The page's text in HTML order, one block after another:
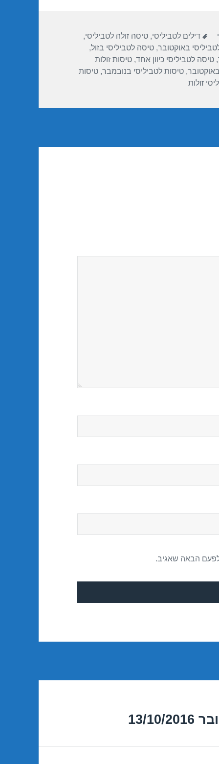
תגיות
דילים לטביליסי,טיסה זולה לטביליסי,
באוקטובר,טיסה לטביליסי בזול,
,טיסה לטביליסי כיוון אחד,טיסות זולות
,טיסות לטביליסי בנובמבר,טיסות
זולות
הבאה שאגיב.